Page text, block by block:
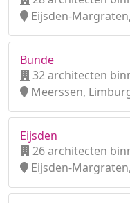
Eijsden-
Bunde
32 architecten
Meerssen,
Eijsden
26 architecten
Eijsden-